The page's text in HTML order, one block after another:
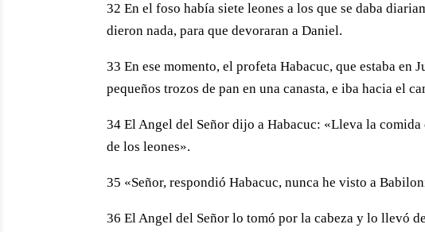
32 En el foso había siete leones a los que se daba
dieron nada, para que devoraran a Daniel.
33 En ese momento, el profeta Habacuc, que estaba en
pequeños trozos de pan en una canasta, e iba hacia el
34 El Angel del Señor dijo a Habacuc: «Lleva la
de los leones».
35 «Señor, respondió Habacuc, nunca he visto a
36 El Angel del Señor lo tomó por la cabeza y lo llevó